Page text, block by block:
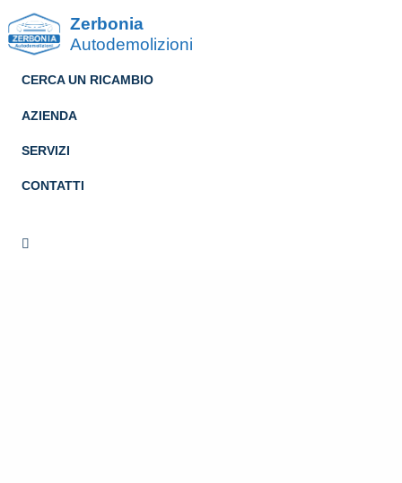
Zerbonia
Autodemolizioni
CERCA UN RICAMBIO
AZIENDA
SERVIZI
CONTATTI